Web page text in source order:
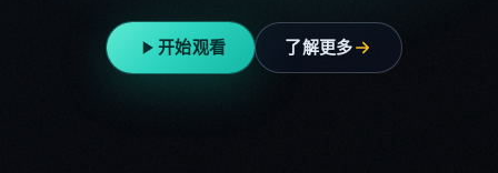
开始观看 了解更多